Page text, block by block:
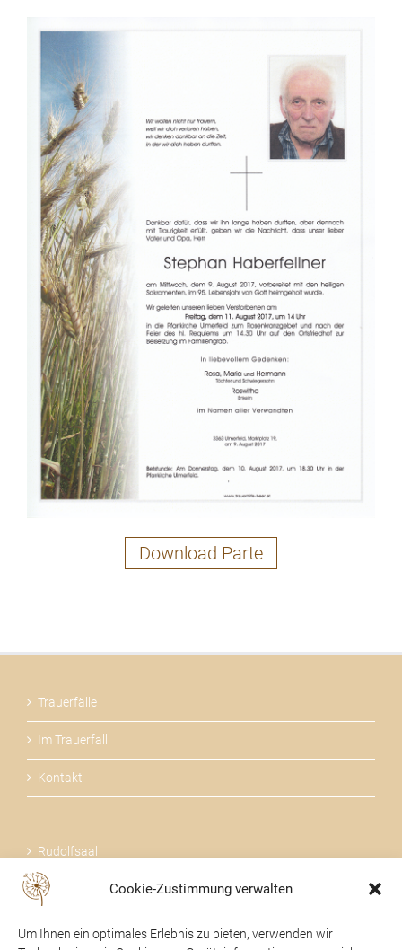
Cookie-Zustimmung verwalten
Um Ihnen ein optimales Erlebnis zu bieten, verwenden wir
Download Parte
Trauerfälle
Im Trauerfall
Kontakt
Rudolfsaal
Über uns